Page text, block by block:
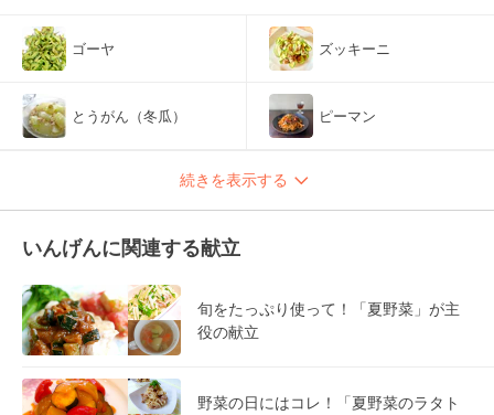
ゴーヤ ズッキーニ
とうがん（冬瓜） ピーマン
続きを表示する
いんげんに関連する献立
旬をたっぷり使って！「夏野菜」が主
役の献立
野菜の日にはコレ！「夏野菜のラタト